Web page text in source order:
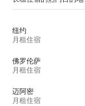
纽约
月租住宿
佛罗伦萨
月租住宿
迈阿密
月租住宿